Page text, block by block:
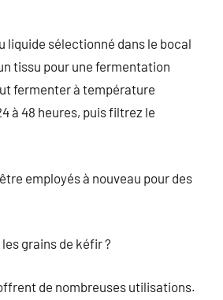
liquide sélectionné dans le bocal
tissu pour une fermentation
fermenter à température
à 48 heures, puis filtrez le
employés à nouveau pour des
grains de kéfir ?
de nombreuses utilisations.